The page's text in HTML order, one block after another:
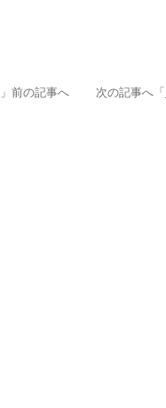
」前の記事へ 次の記事へ「